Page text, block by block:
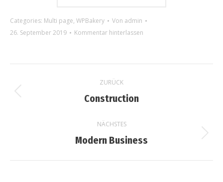
Categories: Multi page, WPBakery Von admin
26. September 2019
Kommentar hinterlassen
navigation
ZURÜCK
Previous
Construction
NÄCHSTES
Next
Modern Business